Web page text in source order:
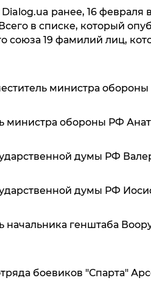
ранее, 16 февраля
в списке, который
союза 19 фамилий лиц,
министра
министра обороны РФ
думы РФ
думы РФ
начальника генштаба
боевиков "Спарта"